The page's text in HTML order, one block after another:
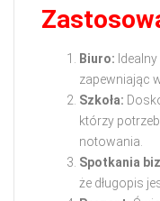
Biuro:
zapewniając
Szkoła:
którzy
notowania.
Spotkania
że długopis